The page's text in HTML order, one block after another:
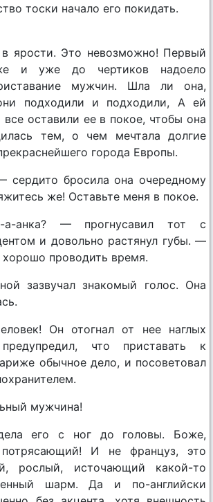
тоски начало его покидать.
в ярости. Это невозможно! Первый
и уже до чертиков надоело
мужчин. Шла ли она,
подходили и подходили, А ей
все оставили ее в покое, чтобы она
тем, о чем мечтала долгие
города Европы.
бросила она очередному
же! Оставьте меня в покое.
а-анка? — прогнусавил тот с
и довольно растянул губы. —
проводить время.
зазвучал знакомый голос. Она
Он отогнал от нее наглых
что приставать к
обычное дело, и посоветовал
мужчина!
его с ног до головы. Боже,
потрясающий! И не француз, это
рослый, источающий какой-то
шарм. Да и по-английски